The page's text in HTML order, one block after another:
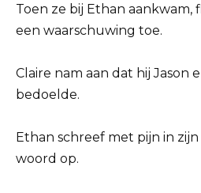
Toen ze bij Ethan aankwam,
een waarschuwing toe.
Claire nam aan dat hij Jason
bedoelde.
Ethan schreef met pijn in
woord op.